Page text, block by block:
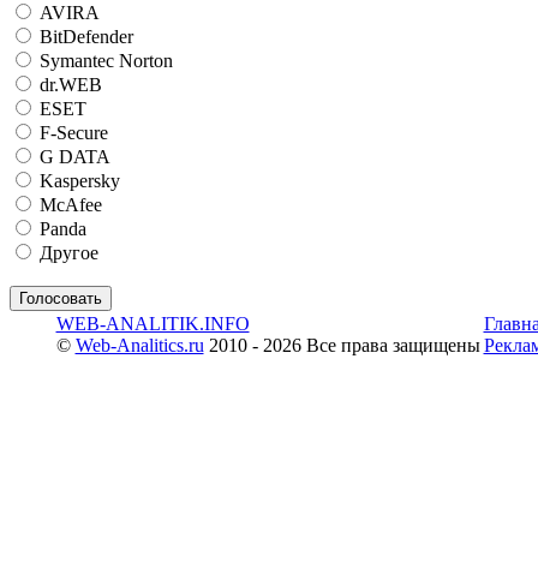
AVIRA
BitDefender
Symantec Norton
dr.WEB
ESET
F-Secure
G DATA
Kaspersky
McAfee
Panda
Другое
WEB-ANALITIK.INFO
© Web-Analitics.ru 2010 - 2026 Все права защищены